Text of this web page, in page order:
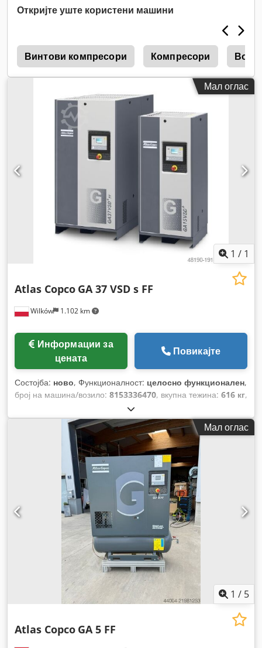
Откријте уште користени машини
Винтови компресори Компресори
Мал оглас
1 / 1
Wilków 1.102 km
Atlas Copco GA 37 VSD s FF
цената
Повикајте
Состојба: ново, Функционалност: целосно функционален,
број на машина/возило: 8153336470, вкупна тежина: 616 кг,
399 m³/ч, притисок (мин.):
притисок (макс.):13 греда, ниво на бучава:67 dB, тип на
воздух, Опрема:Достапна табличка со
податоци, документација / прирачник, фрижидер за
Мал оглас
1 / 5
Atlas Copco GA 5 FF